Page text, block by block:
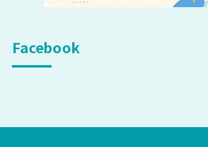
Facebook